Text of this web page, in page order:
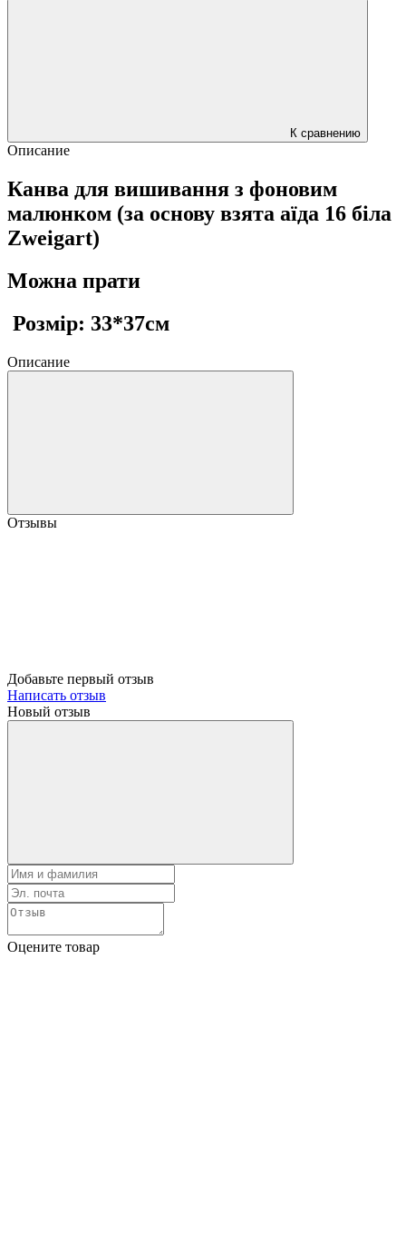
К сравнению
Описание
Канва для вишивання з фоновим
малюнком (за основу взята аїда 16 біла
Zweigart)
Можна прати
Розмір: 33*37см
Описание
Отзывы
Добавьте первый отзыв
Написать отзыв
Новый отзыв
Оцените товар